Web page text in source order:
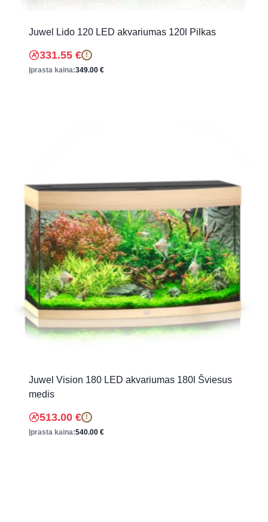
Juwel Lido 120 LED akvariumas 120l Pilkas
331.55 € !
Įprasta kaina:349.00 €
Juwel Vision 180 LED akvariumas 180l Šviesus
medis
513.00 € !
Įprasta kaina:540.00 €